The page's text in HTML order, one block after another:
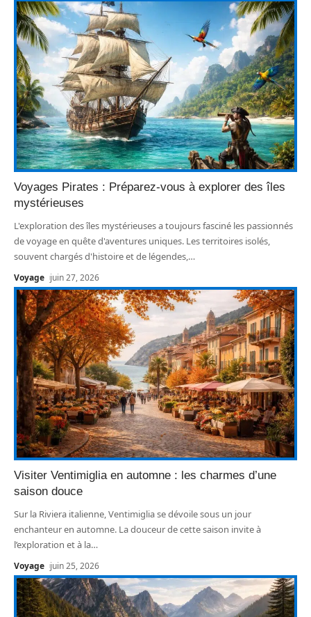
Voyages Pirates : Préparez-vous à explorer des îles
mystérieuses
L'exploration des îles mystérieuses a toujours fasciné les passionnés
de voyage en quête d'aventures uniques. Les territoires isolés,
souvent chargés d'histoire et de légendes,…
Voyage juin 27, 2026
Visiter Ventimiglia en automne : les charmes d’une
saison douce
Sur la Riviera italienne, Ventimiglia se dévoile sous un jour
enchanteur en automne. La douceur de cette saison invite à
l’exploration et à la…
Voyage juin 25, 2026